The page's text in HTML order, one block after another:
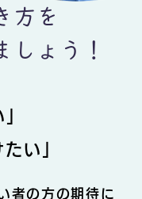
方を
しょう！
い」
者の方の期待に